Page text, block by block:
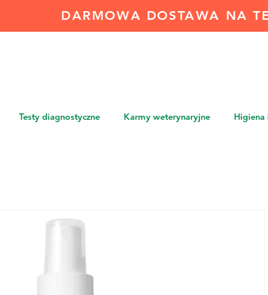
DARMOWA DOSTAWA NA
Testy diagnostyczne Karmy weterynaryjne Higiena